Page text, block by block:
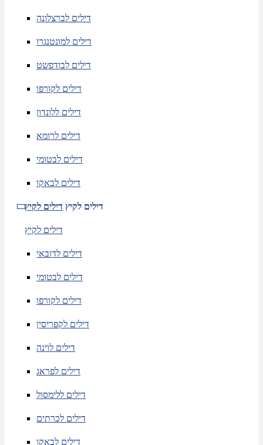
דילים לברצלונה
דילים למונטנגרו
דילים לבודפשט
דילים לקורפו
דילים ללונדון
דילים לרומא
דילים לבטומי
דילים לבאקו
דילים לקיץ דילים לקיץ
דילים לקיץ
דילים לדובאי
דילים לבטומי
דילים לקורפו
דילים לקפריסין
דילים לוינה
דילים לפראג
דילים ללימסול
דילים לכרתים
דילים לבאקו